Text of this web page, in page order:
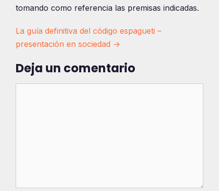
tomando como referencia las premisas indicadas.
Navegación
de
entradas
La guía definitiva del código espagueti –
presentación en sociedad →
Deja un comentario